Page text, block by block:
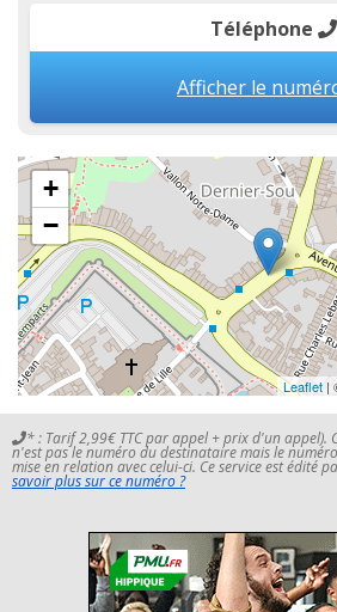
Téléphone
Afficher le
+
−
Leaflet |
* : Tarif 2,99€ TTC par appel + prix d'un appel).
n'est pas le numéro du destinataire mais le
mise en relation avec celui-ci. Ce service est édité
savoir plus sur ce numéro ?